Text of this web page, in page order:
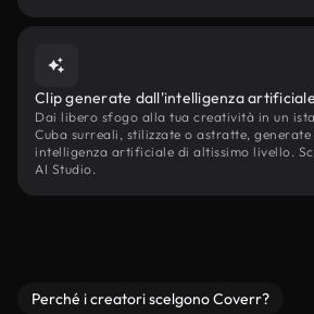
Clip generate dall'intelligenza artificiale
Dai libero sfogo alla tua creatività in un
Cuba surreali, stilizzate o astratte,
intelligenza artificiale di altissimo livello.
AI Studio.
Perché i creatori scelgono Coverr?